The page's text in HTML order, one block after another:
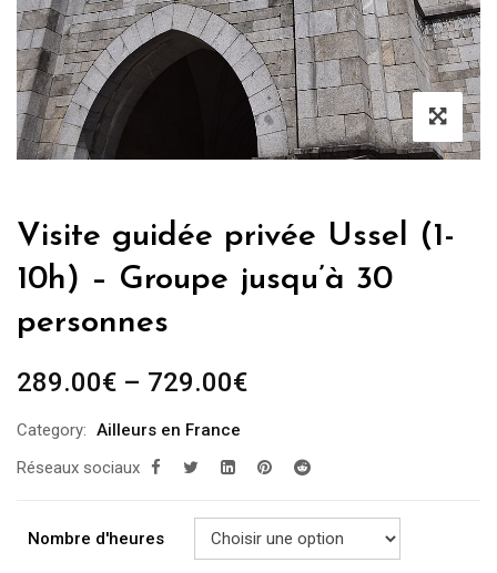
Visite guidée privée Ussel (1-
10h) – Groupe jusqu’à 30
personnes
289.00€ – 729.00€
Category: Ailleurs en France
Réseaux sociaux
Nombre d'heures